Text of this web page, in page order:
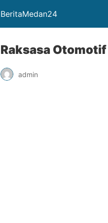
BeritaMedan24
Raksasa
admin